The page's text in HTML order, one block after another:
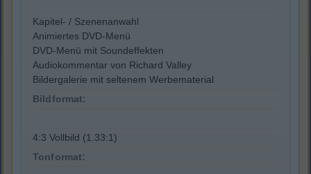
Kapitel- / Szenenanwahl
Animiertes DVD-Menü
DVD-Menü mit Soundeffekten
Audiokommentar von Richard Valley
Bildergalerie mit seltenem Werbematerial
Bildformat:
4:3 Vollbild (1.33:1)
Tonformat: